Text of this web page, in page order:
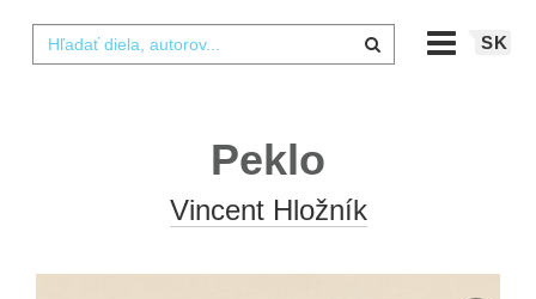
SK
Peklo
Vincent Hložník